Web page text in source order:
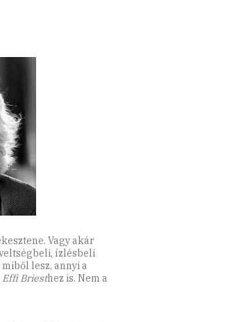
Vagy akár
ízlésbeli
lesz, annyi a
Effi Briesthez is. Nem a